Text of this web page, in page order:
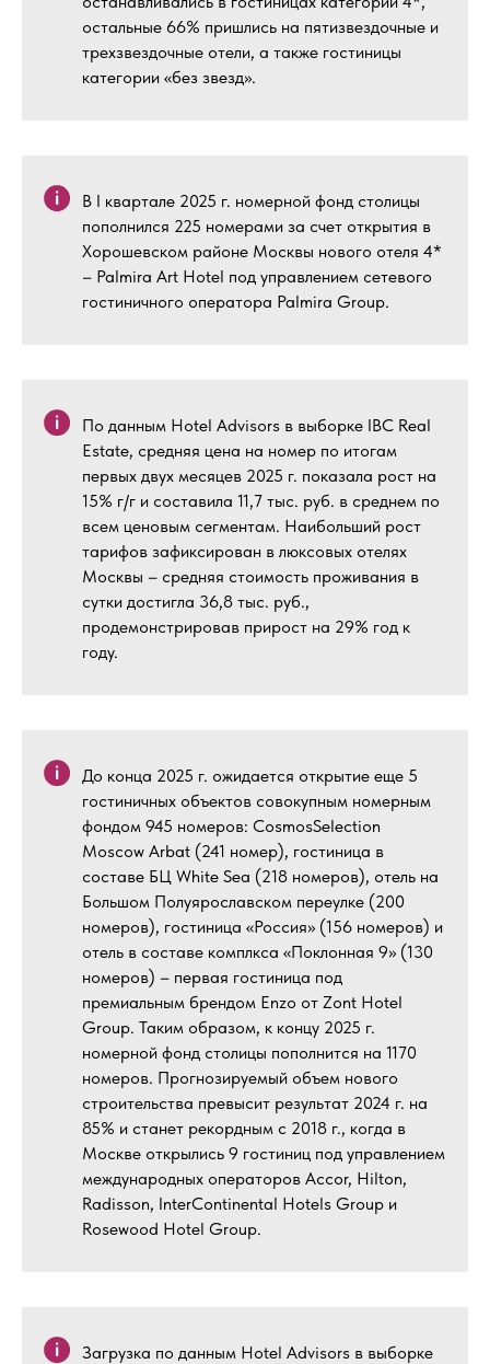
остальные 66% пришлись на пятизвездочные и
трехзвездочные отели, а также гостиницы
категории «без звезд».
В I квартале 2025 г. номерной фонд столицы
пополнился 225 номерами за счет открытия в
Хорошевском районе Москвы нового отеля 4*
– Palmira Art Hotel под управлением сетевого
гостиничного оператора Palmira Group.
По данным Hotel Advisors в выборке IBC Real
Estate, средняя цена на номер по итогам
первых двух месяцев 2025 г. показала рост на
15% г/г и составила 11,7 тыс. руб. в среднем по
всем ценовым сегментам. Наибольший рост
тарифов зафиксирован в люксовых отелях
Москвы – средняя стоимость проживания в
сутки достигла 36,8 тыс. руб.,
продемонстрировав прирост на 29% год к
году.
До конца 2025 г. ожидается открытие еще 5
гостиничных объектов совокупным номерным
фондом 945 номеров: CosmosSelection
Moscow Arbat (241 номер), гостиница в
составе БЦ White Sea (218 номеров), отель на
Большом Полуярославском переулке (200
номеров), гостиница «Россия» (156 номеров) и
отель в составе комплкса «Поклонная 9» (130
номеров) – первая гостиница под
премиальным брендом Enzo от Zont Hotel
Group. Таким образом, к концу 2025 г.
номерной фонд столицы пополнится на 1170
номеров. Прогнозируемый объем нового
строительства превысит результат 2024 г. на
85% и станет рекордным с 2018 г., когда в
Москве открылись 9 гостиниц под управлением
международных операторов Accor, Hilton,
Radisson, InterContinental Hotels Group и
Rosewood Hotel Group.
Загрузка по данным Hotel Advisors в выборке